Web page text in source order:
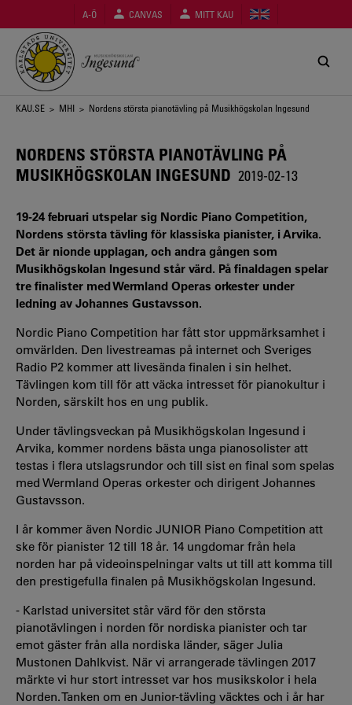
huvudinnehåll
A-Ö CANVAS MITT KAU
Länkstig
KAU.SE > MHI > Nordens största pianotävling på Musikhögskolan Ingesund
NORDENS STÖRSTA PIANOTÄVLING PÅ
MUSIKHÖGSKOLAN INGESUND 2019-02-13
19-24 februari utspelar sig Nordic Piano Competition,
Nordens största tävling för klassiska pianister, i Arvika.
Det är nionde upplagan, och andra gången som
Musikhögskolan Ingesund står värd. På finaldagen spelar
tre finalister med Wermland Operas orkester under
ledning av Johannes Gustavsson.
Nordic Piano Competition har fått stor uppmärksamhet i
omvärlden. Den livestreamas på internet och Sveriges
Radio P2 kommer att livesända finalen i sin helhet.
Tävlingen kom till för att väcka intresset för pianokultur i
Norden, särskilt hos en ung publik.
Under tävlingsveckan på Musikhögskolan Ingesund i
Arvika, kommer nordens bästa unga pianosolister att
testas i flera utslagsrundor och till sist en final som spelas
med Wermland Operas orkester och dirigent Johannes
Gustavsson.
I år kommer även Nordic JUNIOR Piano Competition att
ske för pianister 12 till 18 år. 14 ungdomar från hela
norden har på videoinspelningar valts ut till att komma till
den prestigefulla finalen på Musikhögskolan Ingesund.
- Karlstad universitet står värd för den största
pianotävlingen i norden för nordiska pianister och tar
emot gäster från alla nordiska länder, säger Julia
Mustonen Dahlkvist. När vi arrangerade tävlingen 2017
märkte vi hur stort intresset var hos musikskolor i hela
Norden. Tanken om en Junior-tävling väcktes och i år har